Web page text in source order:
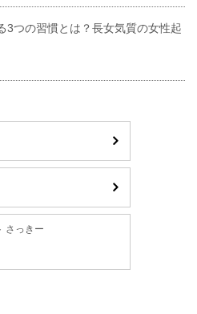
3つの習慣とは？長女気質の女性起